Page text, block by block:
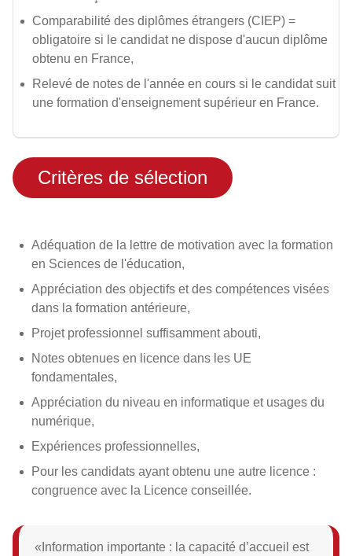
Comparabilité des diplômes étrangers (CIEP) =
obligatoire si le candidat ne dispose d'aucun diplôme
obtenu en France,
Relevé de notes de l'année en cours si le candidat suit
une formation d'enseignement supérieur en France.
Critères de sélection
Adéquation de la lettre de motivation avec la formation
en Sciences de l'éducation,
Appréciation des objectifs et des compétences visées
dans la formation antérieure,
Projet professionnel suffisamment abouti,
Notes obtenues en licence dans les UE
fondamentales,
Appréciation du niveau en informatique et usages du
numérique,
Expériences professionnelles,
Pour les candidats ayant obtenu une autre licence :
congruence avec la Licence conseillée.
Information importante : la capacité d’accueil est